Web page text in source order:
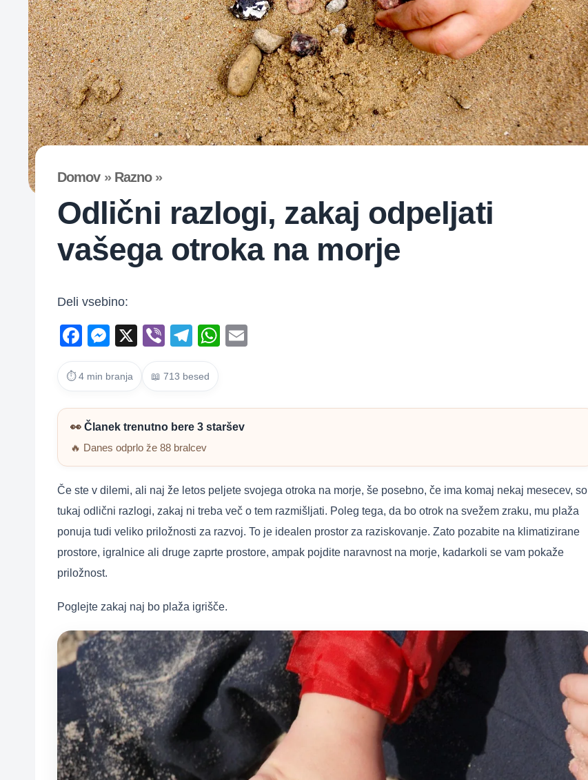
Domov» Razno»
Odlični razlogi, zakaj odpeljati
vašega otroka na morje
Deli vsebino:
F
a
c
e
b
o
o
k
M
e
ss
e
n
g
er
X
Vi
b
er
T
el
e
gr
a
m
W
s
A
p
⏱ 4 min branja 📖 713 besed
👀 Članek trenutno bere 3 staršev
🔥 Danes odprlo že 88 bralcev
Če ste v dilemi, ali naj že letos peljete svojega otroka na morje, še posebno, če ima komaj nekaj mesecev, so
tukaj odlični razlogi, zakaj ni treba več o tem razmišljati. Poleg tega, da bo otrok na svežem zraku, mu plaža
ponuja tudi veliko priložnosti za razvoj. To je idealen prostor za raziskovanje. Zato pozabite na klimatizirane
prostore, igralnice ali druge zaprte prostore, ampak pojdite naravnost na morje, kadarkoli se vam pokaže
priložnost.
Poglejte zakaj naj bo plaža igrišče.